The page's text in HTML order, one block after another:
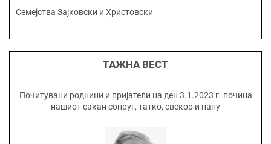
Семејства Зајковски и Христовски
ТАЖНА ВЕСТ
Почитувани роднини и пријатели на ден 3.1.2023 г. почина
нашиот сакан сопруг, татко, свекор и папу